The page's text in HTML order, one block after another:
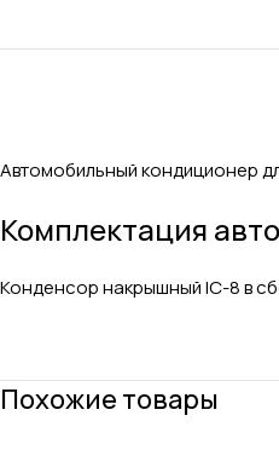
Автомобильный кондиционер
Комплектация
Конденсор накрышный IC-8 в
Похожие товары